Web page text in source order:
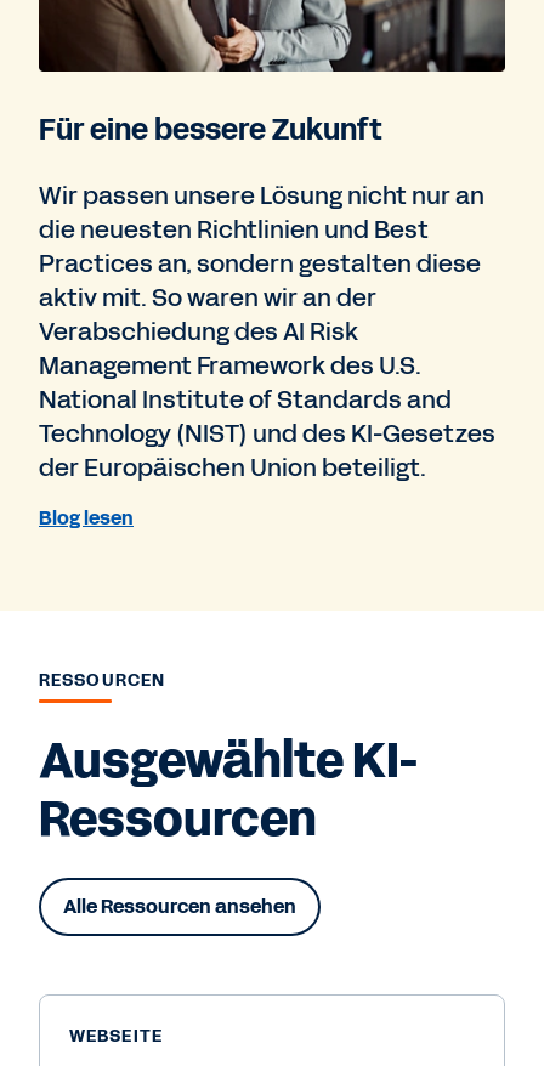
Für eine bessere Zukunft
Wir passen unsere Lösung nicht nur an
die neuesten Richtlinien und Best
Practices an, sondern gestalten diese
aktiv mit. So waren wir an der
Verabschiedung des AI Risk
Management Framework des U.S.
National Institute of Standards and
Technology (NIST) und des KI-Gesetzes
der Europäischen Union beteiligt.
Blog lesen
RESSOURCEN
Ausgewählte KI-
Ressourcen
Alle Ressourcen ansehen
WEBSEITE